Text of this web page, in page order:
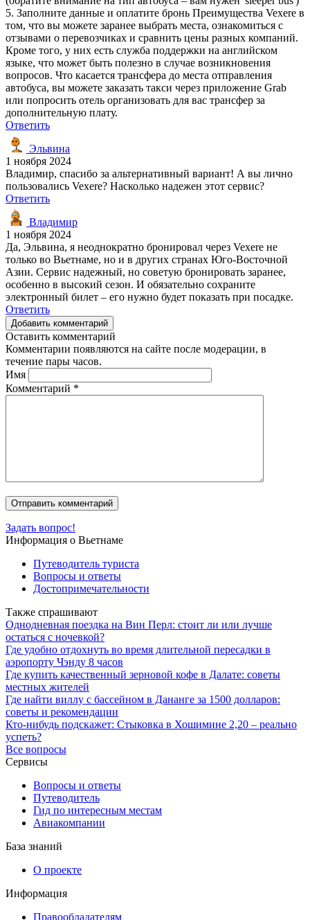
5. Заполните данные и оплатите бронь Преимущества Vexere в
том, что вы можете заранее выбрать места, ознакомиться с
отзывами о перевозчиках и сравнить цены разных компаний.
Кроме того, у них есть служба поддержки на английском
языке, что может быть полезно в случае возникновения
вопросов. Что касается трансфера до места отправления
автобуса, вы можете заказать такси через приложение Grab
или попросить отель организовать для вас трансфер за
дополнительную плату.
Ответить
Эльвина
1 ноября 2024
Владимир, спасибо за альтернативный вариант! А вы лично
пользовались Vexere? Насколько надежен этот сервис?
Ответить
Владимир
1 ноября 2024
Да, Эльвина, я неоднократно бронировал через Vexere не
только во Вьетнаме, но и в других странах Юго-Восточной
Азии. Сервис надежный, но советую бронировать заранее,
особенно в высокий сезон. И обязательно сохраните
электронный билет – его нужно будет показать при посадке.
Ответить
Добавить комментарий
Оставить комментарий
Комментарии появляются на сайте после модерации, в
течение пары часов.
Имя
Комментарий *
Задать вопрос!
Информация о Вьетнаме
Путеводитель туриста
Вопросы и ответы
Достопримечательности
Также спрашивают
Однодневная поездка на Вин Перл: стоит ли или лучше
остаться с ночевкой?
Где удобно отдохнуть во время длительной пересадки в
аэропорту Чэнду 8 часов
Где купить качественный зерновой кофе в Далате: советы
местных жителей
Где найти виллу с бассейном в Дананге за 1500 долларов:
советы и рекомендации
Кто-нибудь подскажет: Стыковка в Хошимине 2,20 – реально
успеть?
Все вопросы
Сервисы
Вопросы и ответы
Путеводитель
Гид по интересным местам
Авиакомпании
База знаний
О проекте
Информация
Правообладателям